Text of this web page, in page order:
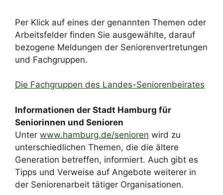
Per Klick auf eines der genannten Themen oder
Arbeitsfelder finden Sie ausgewählte, darauf
bezogene Meldungen der Seniorenvertretungen
und Fachgruppen.
Die Fachgruppen des Landes-Seniorenbeirates
Informationen der Stadt Hamburg für
Seniorinnen und Senioren
Unter www.hamburg.de/senioren wird zu
unterschiedlichen Themen, die die ältere
Generation betreffen, informiert. Auch gibt es
Tipps und Verweise auf Angebote weiterer in
der Seniorenarbeit tätiger Organisationen.